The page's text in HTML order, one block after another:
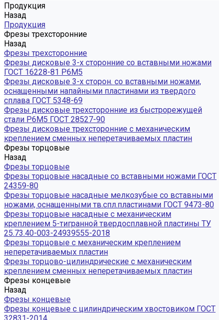
Продукция
Назад
Продукция
Фрезы трехсторонние
Назад
Фрезы трехсторонние
Фрезы дисковые 3-х сторонние со вставными ножами
ГОСТ 16228-81 Р6М5
Фрезы дисковые 3-х сторон. со вставными ножами,
оснащенными напайными пластинами из твердого
сплава ГОСТ 5348-69
Фрезы дисковые трехсторонние из быстрорежущей
стали Р6М5 ГОСТ 28527-90
Фрезы дисковые трехсторонние с механическим
креплением сменных неперетачиваемых пластин
Фрезы торцовые
Назад
Фрезы торцовые
Фрезы торцовые насадные со вставными ножами ГОСТ
24359-80
Фрезы торцовые насадные мелкозубые со вставными
ножами, оснащенными тв.спл.пластинами ГОСТ 9473-80
Фрезы торцовые насадные с механическим
креплением 5-тигранной твердосплавной пластины ТУ
25.73.40-003-24939555-2018
Фрезы торцовые с механическим креплением
неперетачиваемых пластин
Фрезы торцово-цилиндрические с механическим
креплением сменных неперетачиваемых пластин
Фрезы концевые
Назад
Фрезы концевые
Фрезы концевые с цилиндрическим хвостовиком ГОСТ
32831-2014